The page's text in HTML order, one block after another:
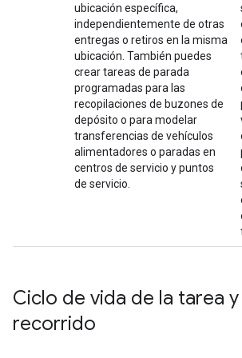
ubicación específica,
independientemente de otras
entregas o retiros en la misma
ubicación. También puedes
crear tareas de parada
programadas para las
recopilaciones de buzones de
depósito o para modelar
transferencias de vehículos
alimentadores o paradas en
centros de servicio y puntos
de servicio.
Ciclo de vida de la tarea y
recorrido